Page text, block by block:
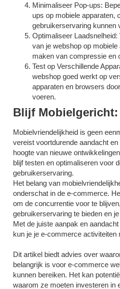
Minimaliseer Pop-ups:
ups op mobiele apparaten,
gebruikerservaring kunnen
Optimaliseer
van je webshop op
maken van compressie en
Test op Verschillende
webshop goed werkt op
apparaten en browsers
voeren.
Blijf Mobielgericht:
Mobielvriendelijkheid is geen
vereist voortdurende aandacht
hoogte van nieuwe
blijf testen en optimaliseren voor
gebruikerservaring.
Het belang van
onderschat in de e-commerce.
om de concurrentie voor te
gebruikerservaring te bieden en
Met de juiste aanpak en
kun je je e-commerce activiteiten
Dit artikel biedt advies over
belangrijk is voor e-commerce
kunnen bereiken. Het kan
waarom ze moeten investeren in